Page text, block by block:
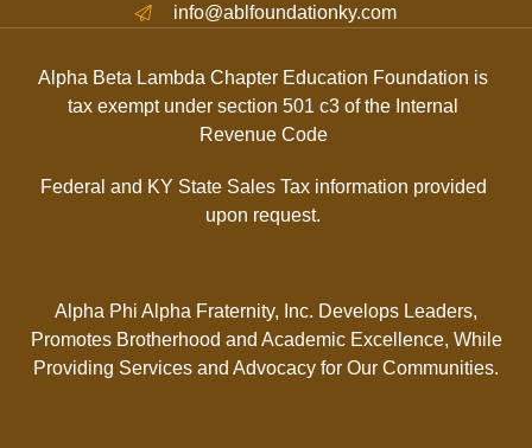
info@ablfoundationky.com
Alpha Beta Lambda Chapter Education Foundation is
tax exempt under section 501 c3 of the Internal
Revenue Code
Federal and KY State Sales Tax information provided
upon request.
Alpha Phi Alpha Fraternity, Inc. Develops Leaders,
Promotes Brotherhood and Academic Excellence, While
Providing Services and Advocacy for Our Communities.